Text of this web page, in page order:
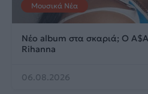
Μουσικά Νέα
Νέο album στα σκαριά; Ο
Rihanna
06.08.2026